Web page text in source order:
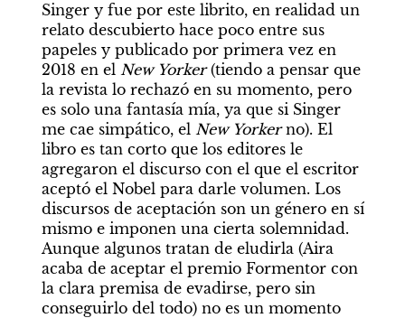
Singer y fue por este librito, en realidad un
relato descubierto hace poco entre sus
papeles y publicado por primera vez en
2018 en el New Yorker (tiendo a pensar que
la revista lo rechazó en su momento, pero
es solo una fantasía mía, ya que si Singer
me cae simpático, el New Yorker no). El
libro es tan corto que los editores le
agregaron el discurso con el que el escritor
aceptó el Nobel para darle volumen. Los
discursos de aceptación son un género en sí
mismo e imponen una cierta solemnidad.
Aunque algunos tratan de eludirla (Aira
acaba de aceptar el premio Formentor con
la clara premisa de evadirse, pero sin
conseguirlo del todo) no es un momento